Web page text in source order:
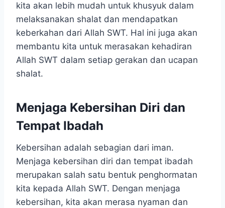
kita akan lebih mudah untuk khusyuk dalam
melaksanakan shalat dan mendapatkan
keberkahan dari Allah SWT. Hal ini juga akan
membantu kita untuk merasakan kehadiran
Allah SWT dalam setiap gerakan dan ucapan
shalat.
Menjaga Kebersihan Diri dan
Tempat Ibadah
Kebersihan adalah sebagian dari iman.
Menjaga kebersihan diri dan tempat ibadah
merupakan salah satu bentuk penghormatan
kita kepada Allah SWT. Dengan menjaga
kebersihan, kita akan merasa nyaman dan